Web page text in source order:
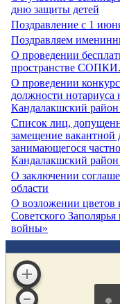
дню защиты детей
Поздравление с 1
Поздравляем
О проведении
пространстве
О проведении
должности нотариуса
Кандалакшский
Список лиц,
замещение вакантной
занимающегося
Кандалакшский
О заключении
области
О возложении
Советского
войны»